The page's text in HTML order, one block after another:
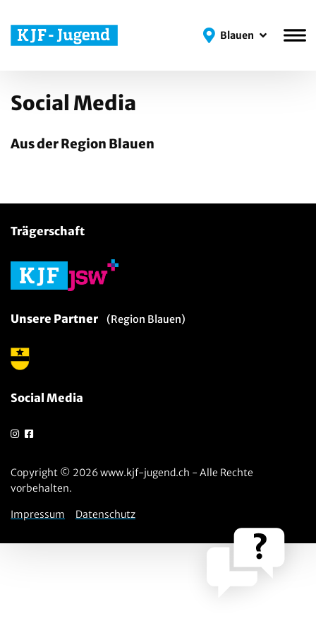
Blauen
Blauen
Social Media
Aus der Region Blauen
Trägerschaft
Unsere Partner (Region Blauen)
Social Media
Copyright © 2026 www.kjf-jugend.ch - Alle Rechte
vorbehalten.
Impressum Datenschutz